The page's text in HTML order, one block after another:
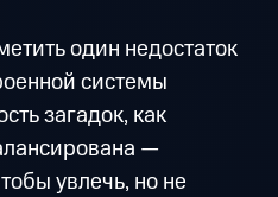
один недостаток
системы
загадок, как
—
увлечь, но не